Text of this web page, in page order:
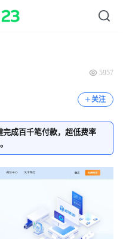
5957
关注
完成百千笔付款，超低费率